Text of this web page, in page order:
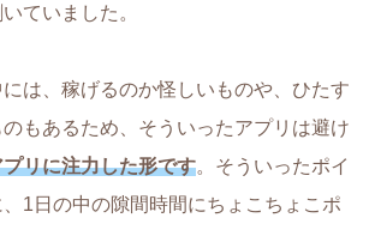
ていました。
は、稼げるのか怪しいものや、ひたす
もあるため、そういったアプリは避け
リに注力した形です。そういったポイ
1日の中の隙間時間にちょこちょこポ